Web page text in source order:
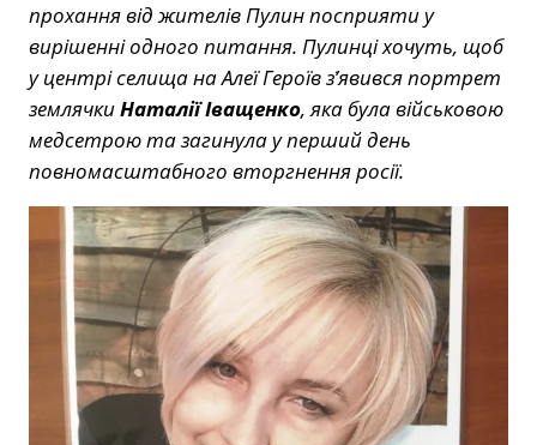
прохання від жителів Пулин посприяти у
вирішенні одного питання. Пулинці хочуть, щоб
у центрі селища на Алеї Героїв зֹ’явився портрет
землячкиНаталії Іващенко, яка була військовою
медсетрою та загинула у перший день
повномасштабного вторгнення росії.